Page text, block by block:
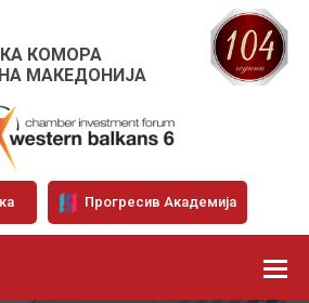
КОМОРА
МАКЕДОНИЈА
Прогресив Академија